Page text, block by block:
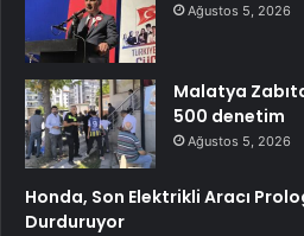
Ağustos 5, 2026
Malatya
500 denetim
Ağustos 5, 2026
Honda, Son Elektrikli Aracı
Durduruyor